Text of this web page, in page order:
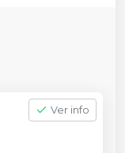
Ver info